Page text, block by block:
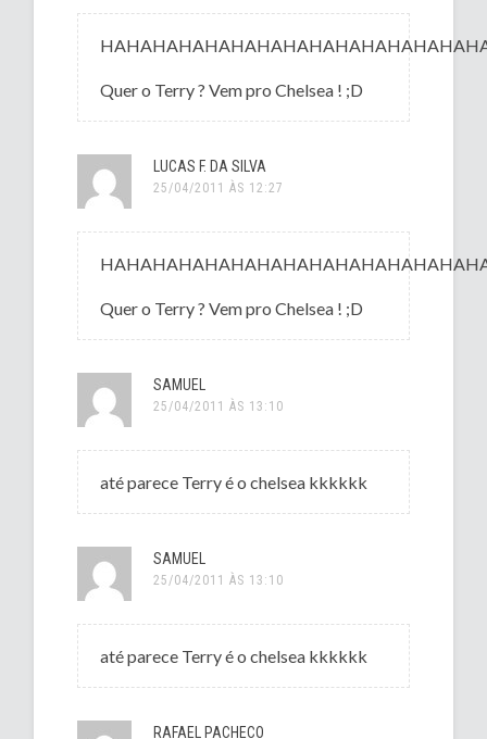
Quer o Terry ? Vem pro Chelsea ! ;D
LUCAS F. DA SILVA
25/04/2011 ÀS 12:27
Quer o Terry ? Vem pro Chelsea ! ;D
SAMUEL
25/04/2011 ÀS 13:10
até parece Terry é o chelsea kkkkkk
SAMUEL
25/04/2011 ÀS 13:10
até parece Terry é o chelsea kkkkkk
RAFAEL PACHECO